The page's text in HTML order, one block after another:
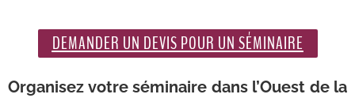
DEMANDER UN DEVIS POUR UN SÉMINAIRE
Organisez votre séminaire dans l’Ouest de la